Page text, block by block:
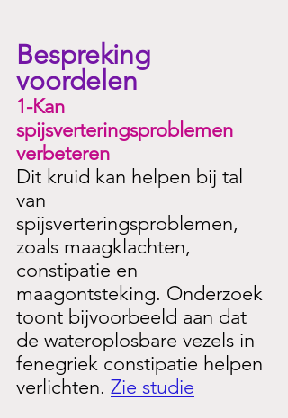
Bespreking
voordelen
1-Kan
spijsverteringsproblemen
verbeteren
Dit kruid kan helpen bij tal
van
spijsverteringsproblemen,
zoals maagklachten,
constipatie en
maagontsteking. Onderzoek
toont bijvoorbeeld aan dat
de wateroplosbare vezels in
fenegriek constipatie helpen
verlichten. Zie studie